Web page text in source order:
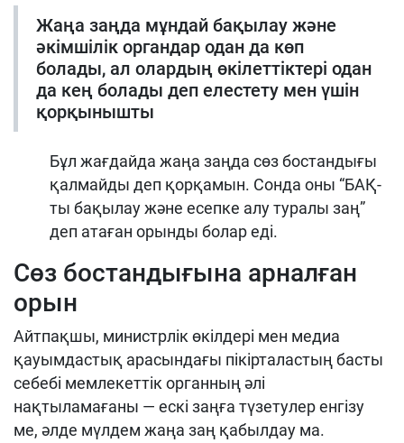
Жаңа заңда мұндай бақылау және
әкімшілік органдар одан да көп
болады, ал олардың өкілеттіктері одан
да кең болады деп елестету мен үшін
қорқынышты
Бұл жағдайда жаңа заңда сөз бостандығы
қалмайды деп қорқамын. Сонда оны “БАҚ-
ты бақылау және есепке алу туралы заң”
деп атаған орынды болар еді.
Сөз бостандығына арналған
орын
Айтпақшы, министрлік өкілдері мен медиа
қауымдастық арасындағы пікірталастың басты
себебі мемлекеттік органның әлі
нақтыламағаны — ескі заңға түзетулер енгізу
ме, әлде мүлдем жаңа заң қабылдау ма.